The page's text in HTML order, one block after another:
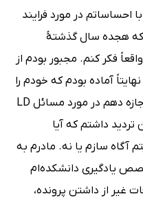
احساساتم در مورد فرایند
که هجده سال گذشتۀ
فکر کنم. مجبور بودم از
آماده بودم که خودم را
جزو دیگران به شمار آورم یا نه، و اجازه دهم در مورد مسائل LD
داشتم که آیا
آگاه سازم یا نه. مادرم به
یادگیری دانشکده‌ام
غیر از داشتن پرونده،